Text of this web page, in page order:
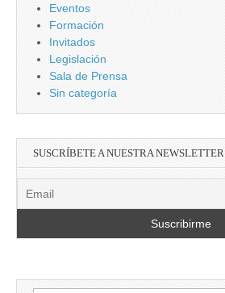
Eventos
Formación
Invitados
Legislación
Sala de Prensa
Sin categoría
SUSCRÍBETE A NUESTRA NEWSLETTER